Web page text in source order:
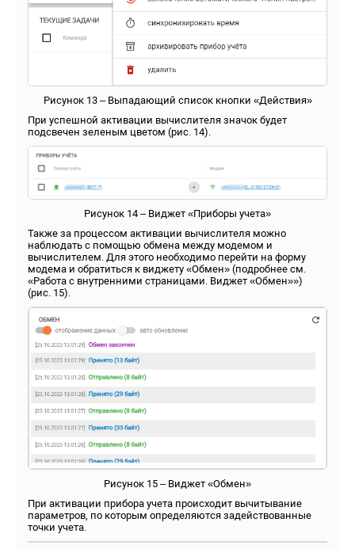
Рисунок 13 – Выпадающий список кнопки «Действия»
При успешной активации вычислителя значок будет
подсвечен зеленым цветом (рис. 14).
Рисунок 14 – Виджет «Приборы учета»
Также за процессом активации вычислителя можно
наблюдать с помощью обмена между модемом и
вычислителем. Для этого необходимо перейти на форму
модема и обратиться к виджету «Обмен» (подробнее см.
«Работа с внутренними страницами. Виджет «Обмен»»)
(рис. 15).
Рисунок 15 – Виджет «Обмен»
При активации прибора учета происходит вычитывание
параметров, по которым определяются задействованные
точки учета.